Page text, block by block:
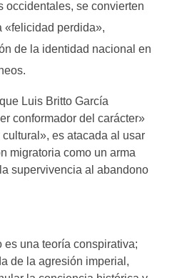
occidentales, se convierten
«felicidad perdida»,
de la identidad nacional en
Luis Britto García
conformador del carácter»
es atacada al usar
migratoria como un arma
supervivencia al abandono
es una teoría conspirativa;
de la agresión imperial,